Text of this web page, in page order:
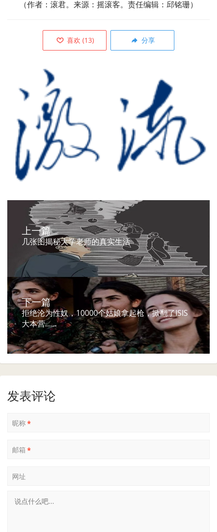
（作者：滚君。来源：摇滚客。责任编辑：邱铭珊）
喜欢 (13) 分享
上一篇
几张图揭秘大学老师的真实生活
下一篇
拒绝沦为性奴，10000个姑娘拿起枪，掀翻了ISIS
大本营......
发表评论
昵称*
邮箱 *
网址